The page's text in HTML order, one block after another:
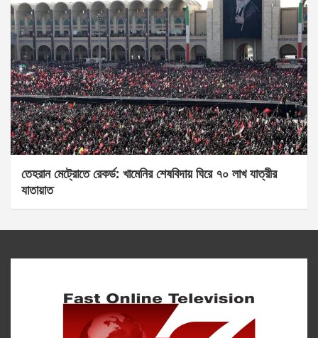
তেহরান মেট্রোতে রেকর্ড: খামেনির শেষবিদায় ঘিরে ৭০ লাখ যাত্রীর
যাতায়াত